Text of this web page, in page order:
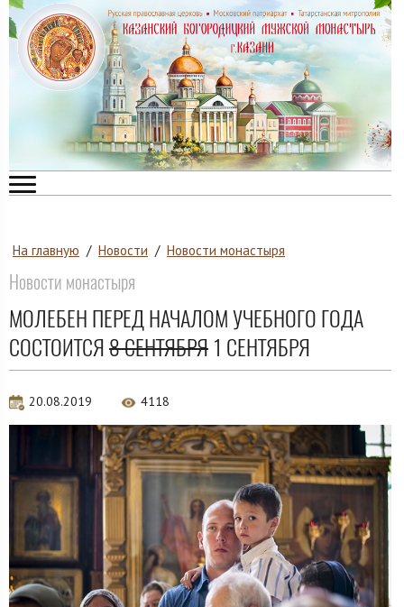
На главную / Новости / Новости монастыря
Новости монастыря
МОЛЕБЕН ПЕРЕД НАЧАЛОМ УЧЕБНОГО ГОДА
СОСТОИТСЯ8 СЕНТЯБРЯ 1 СЕНТЯБРЯ
20.08.2019 4118